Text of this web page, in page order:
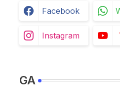
Facebook
Instagram
GA